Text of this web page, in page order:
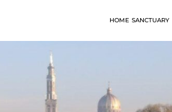
HOME SANCTUARY